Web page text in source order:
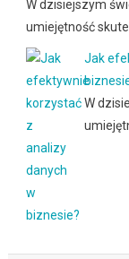
W dzisiejszym
umiejętność
Jak
W